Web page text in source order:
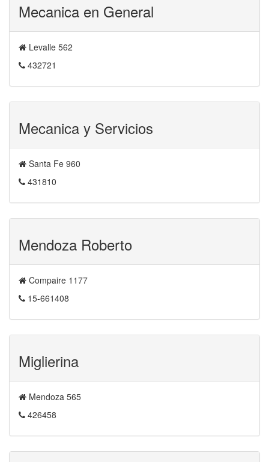
Mecanica en General
Levalle 562
432721
Mecanica y Servicios
Santa Fe 960
431810
Mendoza Roberto
Compaire 1177
15-661408
Miglierina
Mendoza 565
426458